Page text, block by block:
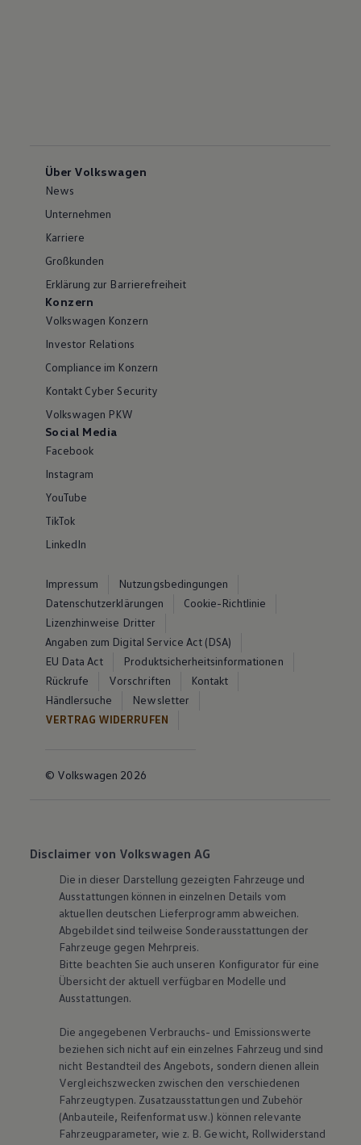
Über Volkswagen
News
Unternehmen
Karriere
Großkunden
Erklärung zur Barrierefreiheit
Konzern
Volkswagen Konzern
Investor Relations
Compliance im Konzern
Kontakt Cyber Security
Volkswagen PKW
Social Media
Facebook
Instagram
YouTube
TikTok
LinkedIn
Impressum
Nutzungsbedingungen
Datenschutzerklärungen
Cookie-Richtlinie
Lizenzhinweise Dritter
Angaben zum Digital Service Act (DSA)
EU Data Act
Produktsicherheitsinformationen
Rückrufe
Vorschriften
Kontakt
Händlersuche
Newsletter
VERTRAG WIDERRUFEN
© Volkswagen 2026
Disclaimer von Volkswagen AG
Die in dieser Darstellung gezeigten Fahrzeuge und
Ausstattungen können in einzelnen Details vom
aktuellen deutschen Lieferprogramm abweichen.
Abgebildet sind teilweise Sonderausstattungen der
Fahrzeuge gegen Mehrpreis.
Bitte beachten Sie auch unseren Konfigurator für eine
Übersicht der aktuell verfügbaren Modelle und
Ausstattungen.
Die angegebenen Verbrauchs- und Emissionswerte
beziehen sich nicht auf ein einzelnes Fahrzeug und sind
nicht Bestandteil des Angebots, sondern dienen allein
Vergleichszwecken zwischen den verschiedenen
Fahrzeugtypen. Zusatzausstattungen und Zubehör
(Anbauteile, Reifenformat usw.) können relevante
Fahrzeugparameter, wie z. B. Gewicht, Rollwiderstand